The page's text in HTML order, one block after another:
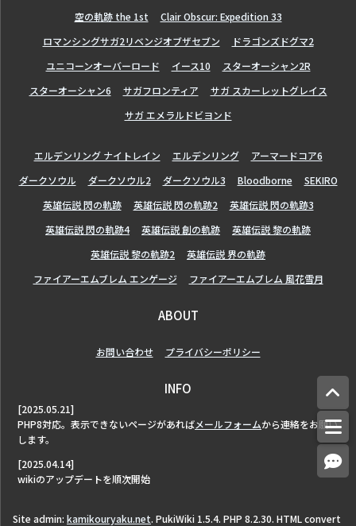
空の軌跡 the 1st
Clair Obscur: Expedition 33
ロマンシングサガ2リベンジオブザセブン
ドラゴンズドグマ2
ユニコーンオーバーロード
イース10
スターオーシャン2R
スターオーシャン6
サガフロンティア
サガ スカーレットグレイス
サガ エメラルドビヨンド
エルデンリング ナイトレイン エルデンリング
アーマードコア6
ダークソウル
ダークソウル2 ダークソウル3 Bloodborne
SEKIRO
英雄伝説 閃の軌跡
英雄伝説 閃の軌跡2
英雄伝説 閃の軌跡3
英雄伝説 閃の軌跡4
英雄伝説 創の軌跡
英雄伝説 黎の軌跡
英雄伝説 黎の軌跡2
英雄伝説 界の軌跡
ファイアーエムブレム エンゲージ
ファイアーエムブレム 風花雪月
ABOUT
お問い合わせ プライバシーポリシー
INFO
[2025.05.21]
PHP8対応。表示できないページがあればメールフォームから連絡をお願い
します。
[2025.04.14]
wikiのアップデートを順次開始
Site admin: kamikouryaku.net. PukiWiki 1.5.4. PHP 8.2.30. HTML convert